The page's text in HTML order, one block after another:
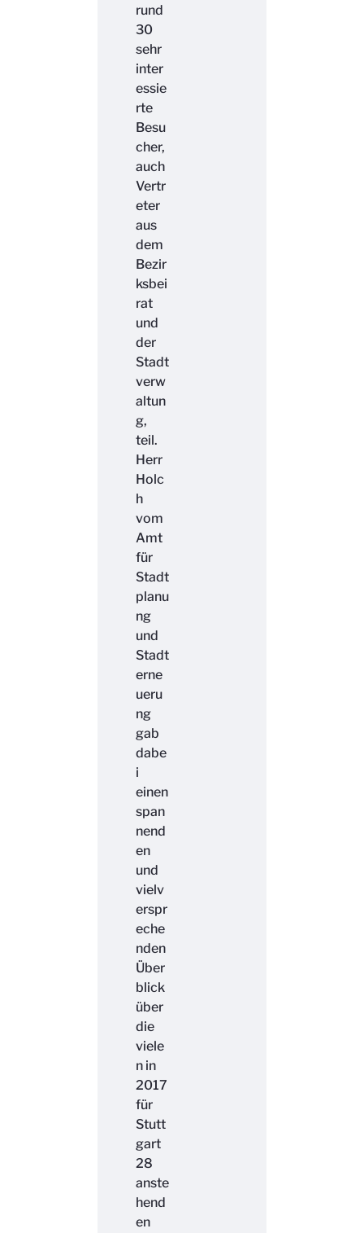
rund
30
sehr
inter
essie
rte
Besu
cher,
auch
Vertr
eter
aus
dem
Bezir
ksbei
rat
und
der
Stadt
verw
altun
g,
teil.
Herr
Holc
h
vom
Amt
für
Stadt
planu
ng
und
Stadt
erne
ueru
ng
gab
dabe
i
einen
span
nend
en
und
vielv
erspr
eche
nden
Über
blick
über
die
viele
n in
2017
für
Stutt
gart
28
anste
hend
en